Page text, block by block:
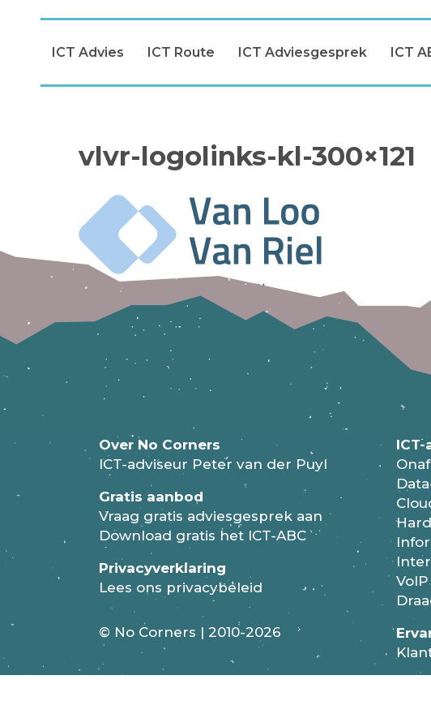
ICT Advies ICT Route ICT Adviesgesprek ICT
vlvr-logolinks-kl-300×121
Laat een reactie achter
Je moet ingelogd zijn om een reactie te kunnen
Over No Corners
ICT-adviseur Peter van der Puyl
Gratis aanbod
Vraag gratis adviesgesprek aan
Download gratis het ICT-ABC
Privacyverklaring
Lees ons privacybeleid
© No Corners | 2010-2026
ICT-